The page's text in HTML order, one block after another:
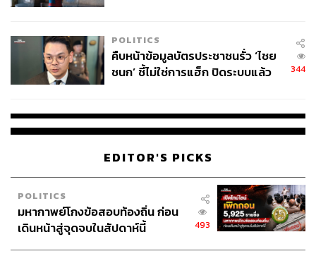
POLITICS
คืบหน้าข้อมูลบัตรประชาชนรั่ว ‘ไชย
ชนก’ ชี้ไม่ใช่การแฮ็ก ปิดระบบแล้ว
344
EDITOR'S PICKS
POLITICS
มหากาพย์โกงข้อสอบท้องถิ่น ก่อน
เดินหน้าสู่จุดจบในสัปดาห์นี้
493